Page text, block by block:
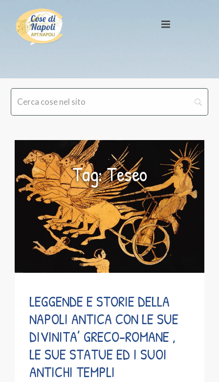
Tag: Teseo
LEGGENDE E STORIE DELLA
NAPOLI ANTICA CON LE SUE
DIVINITA’ GRECO-ROMANE ,
LE SUE STATUE ED I SUOI
ANTICHI TEMPLI